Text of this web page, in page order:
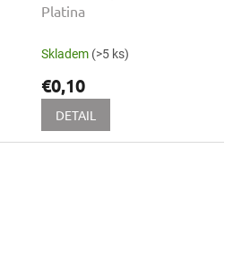
Platina
Skladem (>5 ks)
€0,10
DETAIL